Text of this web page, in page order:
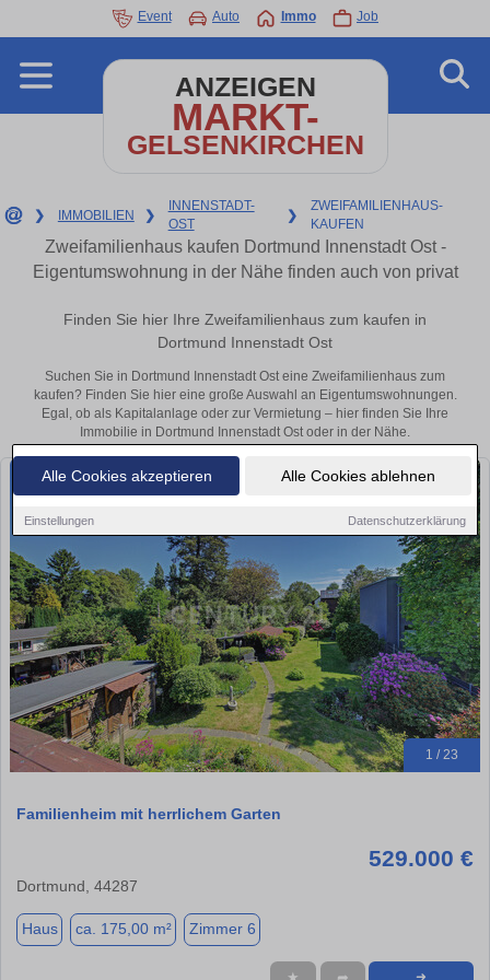
Alle Cookies akzeptieren Alle Cookies ablehnen
Einstellungen Datenschutzerklärung
Event Auto Immo Job
ANZEIGEN
MARKT-
GELSENKIRCHEN
❯ IMMOBILIEN ❯
INNENSTADT-
OST
❯
ZWEIFAMILIENHAUS-
KAUFEN
Zweifamilienhaus kaufen Dortmund Innenstadt Ost -
Eigentumswohnung in der Nähe finden auch von privat
Finden Sie hier Ihre Zweifamilienhaus zum kaufen in
Dortmund Innenstadt Ost
Suchen Sie in Dortmund Innenstadt Ost eine Zweifamilienhaus zum
kaufen? Finden Sie hier eine große Auswahl an Eigentumswohnungen.
Egal, ob als Kapitalanlage oder zur Vermietung – hier finden Sie Ihre
Immobilie in Dortmund Innenstadt Ost oder in der Nähe.
1 / 23
Familienheim mit herrlichem Garten
529.000 €
Dortmund, 44287
Haus ca. 175,00 m² Zimmer 6